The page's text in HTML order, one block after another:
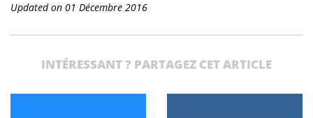
Updated on 01 Décembre 2016
INTÉRESSANT ? PARTAGEZ CET ARTICLE